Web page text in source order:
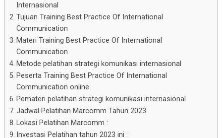
Internasional
Tujuan Training Best Practice Of International
Communication
Materi Training Best Practice Of International
Communication
Metode pelatihan strategi komunikasi internasional
Peserta Training Best Practice Of International
Communication online
Pemateri pelatihan strategi komunikasi internasional
Jadwal Pelatihan Marcomm Tahun 2023
Lokasi Pelatihan Marcomm :
Investasi Pelatihan tahun 2023 ini :